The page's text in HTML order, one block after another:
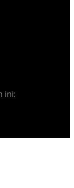
ini: